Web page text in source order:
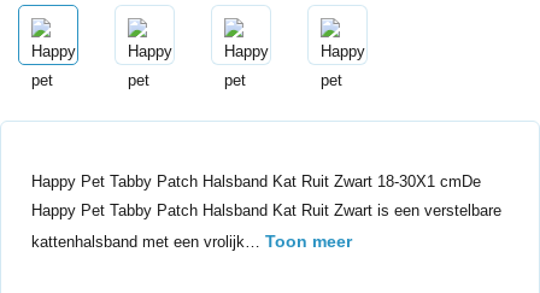
Happy Pet Tabby Patch Halsband Kat Ruit Zwart 18-30X1 cmDe
Happy Pet Tabby Patch Halsband Kat Ruit Zwart is een verstelbare
kattenhalsband met een vrolijk… Toon meer